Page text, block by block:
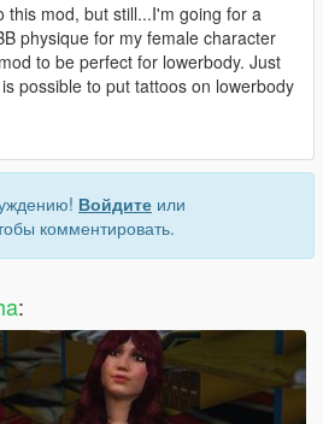
this mod, but still...I'm going for a
physique for my female character
to be perfect for lowerbody. Just
possible to put tattoos on lowerbody
Войдите или
комментировать.
: